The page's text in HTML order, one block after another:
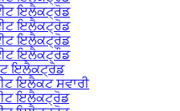
ਇਲੈਕਟ੍ਰੋਡ
ਇਲੈਕਟ੍ਰੋਡ
ਇਲੈਕਟ੍ਰੋਡ
ਇਲੈਕਟ੍ਰੌਡ
ਇਲੈਕਟ੍ਰੋਡ
ਇਲੈਕਟ ਸਵਾਰੀ
ਇਲੈਕਟ੍ਰੋਡ